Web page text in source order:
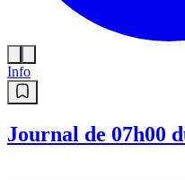
Info
Journal de 07h00